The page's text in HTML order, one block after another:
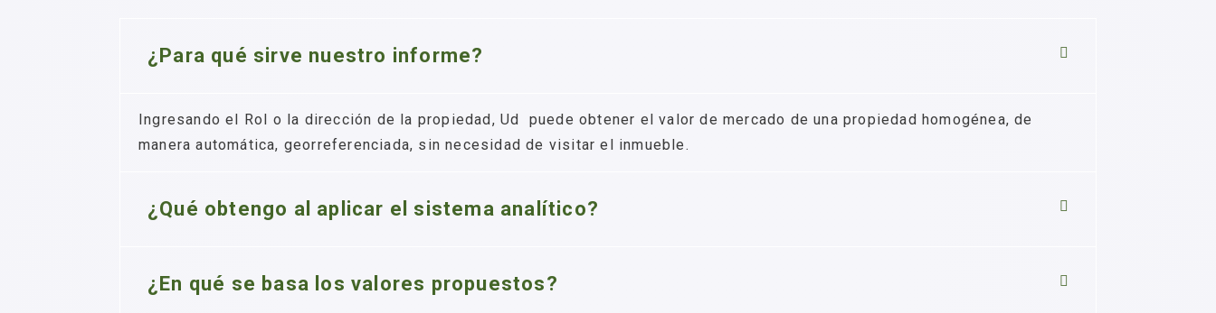
¿Para qué sirve nuestro informe?
Ingresando el Rol o la dirección de la propiedad, Ud puede obtener el valor de mercado de una propiedad homogénea, de
manera automática, georreferenciada, sin necesidad de visitar el inmueble.
¿Qué obtengo al aplicar el sistema analítico?
¿En qué se basa los valores propuestos?